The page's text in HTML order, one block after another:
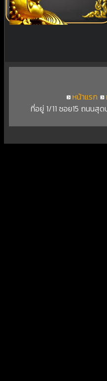
หน้าแรก
ที่อยู่ 1/11 ซอย15 ถนนสุ